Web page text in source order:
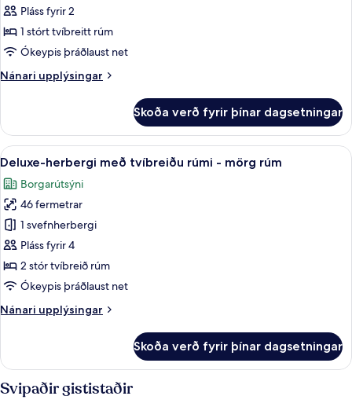
fyrir
Deluxe-
herbergi
-
1
tvíbreitt
rúm
Pláss fyrir 2
1 stórt tvíbreitt rúm
Ókeypis þráðlaust net
Nánari upplýsingar
Nánari
herbergi
1
tvíbreitt
rúm
Skoða verð fyrir þínar dagsetningar
Skoða
allar
myndir
fyrir
Deluxe-
herbergi
með
tvíbreiðu
-
13
Deluxe-herbergi með tvíbreiðu rúmi - mörg rúm
Borgarútsýni
46 fermetrar
1 svefnherbergi
Pláss fyrir 4
2 stór tvíbreið rúm
Ókeypis þráðlaust net
Nánari upplýsingar
Nánari
herbergi
með
tvíbreiðu
Skoða verð fyrir þínar dagsetningar
Svipaðir gististaðir